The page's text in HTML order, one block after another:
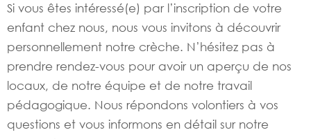
Si vous êtes intéressé(e) par l’inscription de votre
enfant chez nous, nous vous invitons à découvrir
personnellement notre crèche. N’hésitez pas à
prendre rendez-vous pour avoir un aperçu de nos
locaux, de notre équipe et de notre travail
pédagogique. Nous répondons volontiers à vos
questions et vous informons en détail sur notre